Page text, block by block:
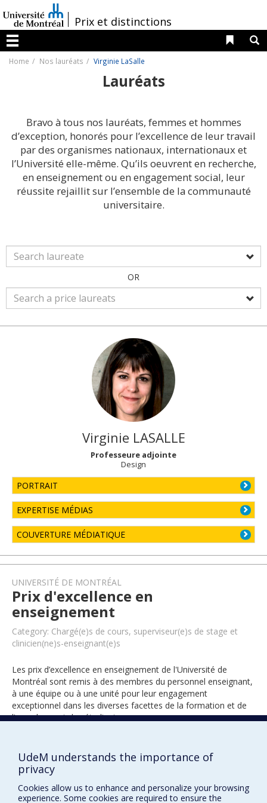
au
contenu
/Prix et distinctions
Menu
Liens
Home Nos lauréats Virginie LaSalle
Lauréats
Bravo à tous nos lauréats, femmes et hommes
d’exception, honorés pour l’excellence de leur travail
par des organismes nationaux, internationaux et
l’Université elle-même. Qu’ils oeuvrent en recherche,
en enseignement ou en engagement social, leur
réussite rejaillit sur l’ensemble de la communauté
universitaire.
OR
Virginie LASALLE
Professeure adjointe
Design
PORTRAIT
EXPERTISE MÉDIAS
COUVERTURE MÉDIATIQUE
UNIVERSITÉ DE MONTRÉAL
Prix d'excellence en
enseignement
Category: Chargé(e)s de cours, superviseur(e)s de stage et
clinicien(ne)s-enseignant(e)s
Les prix d’excellence en enseignement de l'Université de
Montréal sont remis à des membres du personnel enseignant,
à une équipe ou à une unité pour leur engagement
exceptionnel dans les diverses facettes de la formation et de
l’encadrement des étudiants.
UdeM understands the importance of
privacy
Cookies allow us to enhance and personalize your browsing
experience. Some cookies are required to ensure the